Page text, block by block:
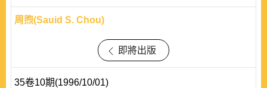
the Kosovar Alb..
周煦(Sauid S. Chou)
即將出版
35卷10期(1996/10/01)